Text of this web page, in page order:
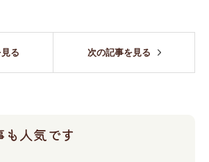
る 次の記事を見る
も人気です